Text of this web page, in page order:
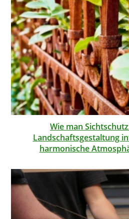
Wie man
Landschaftsgestaltung
harmonische